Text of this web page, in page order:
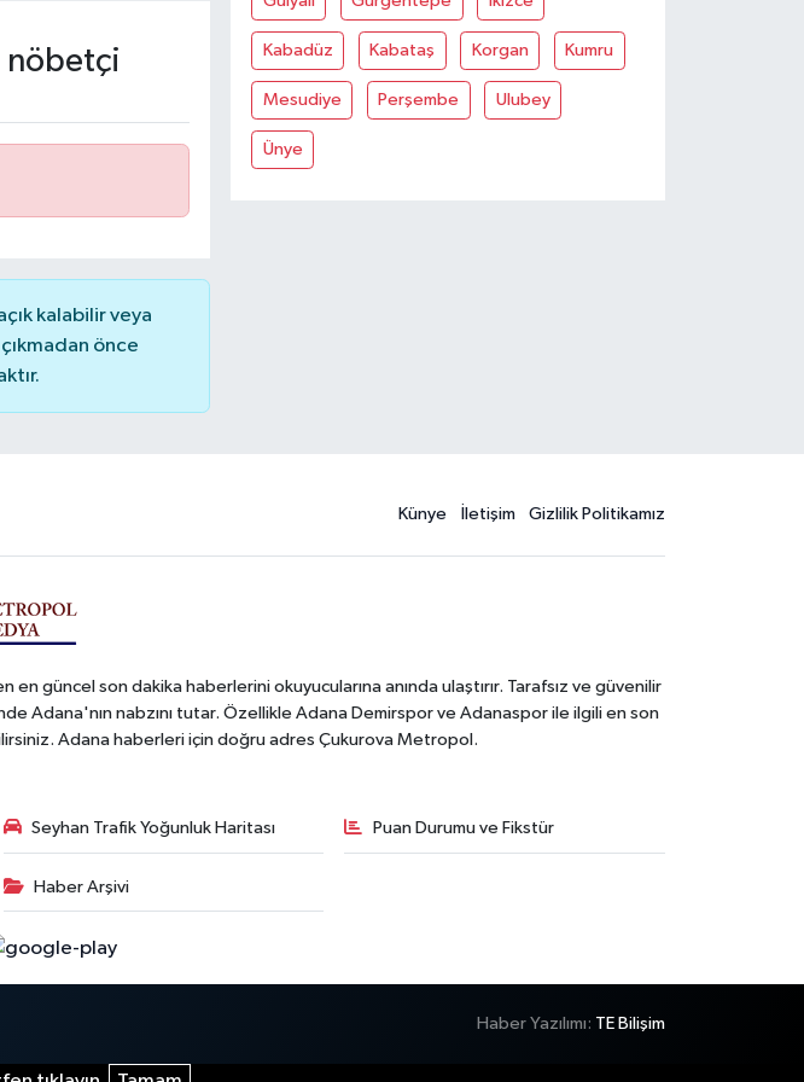
nöbetçi
kalabilir veya
önce
Kabadüz Kabataş Korgan Kumru
Mesudiye Perşembe Ulubey
Ünye
Künye İletişim Gizlilik Politikamız
güncel son dakika haberlerini okuyucularına anında ulaştırır. Tarafsız ve güvenilir
Adana'nın nabzını tutar. Özellikle Adana Demirspor ve Adanaspor ile ilgili en son
Adana haberleri için doğru adres Çukurova Metropol.
Seyhan Trafik Yoğunluk Haritası Puan Durumu ve Fikstür
Haber Arşivi
Haber Yazılımı: TE Bilişim